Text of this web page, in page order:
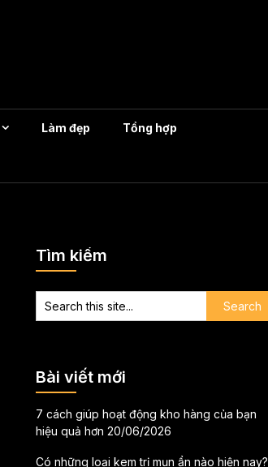
Làm đẹp Tổng hợp
Tìm kiếm
Bài viết mới
7 cách giúp hoạt động kho hàng của bạn
hiệu quả hơn 20/06/2026
Có những loại kem trị mụn ẩn nào hiện nay?